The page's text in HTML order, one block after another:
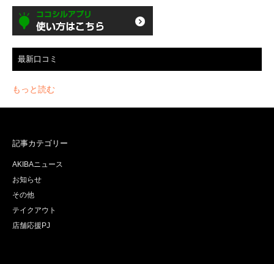
最新口コミ
もっと読む
記事カテゴリー
AKIBAニュース
お知らせ
その他
テイクアウト
店舗応援PJ